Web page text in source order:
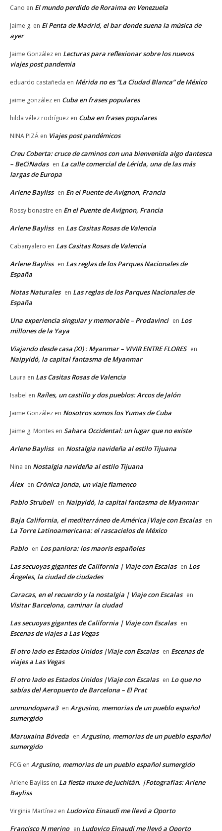
Cano en El mundo perdido de Roraima en Venezuela
Jaime g. en El Penta de Madrid, el bar donde suena la música de
ayer
Jaime González en Lecturas para reflexionar sobre los nuevos
viajes post pandemia
eduardo castañeda en Mérida no es “La Ciudad Blanca” de México
jaime gonzález en Cuba en frases populares
hilda vélez rodríguez en Cuba en frases populares
NINA PIZÁ en Viajes post pandémicos
Creu Coberta: cruce de caminos con una bienvenida algo dantesca
– BeCiNadas en La calle comercial de Lérida, una de las más
largas de Europa
Arlene Bayliss en En el Puente de Avignon, Francia
Rossy bonastre en En el Puente de Avignon, Francia
Arlene Bayliss en Las Casitas Rosas de Valencia
Cabanyalero en Las Casitas Rosas de Valencia
Arlene Bayliss en Las reglas de los Parques Nacionales de
España
Notas Naturales en Las reglas de los Parques Nacionales de
España
Una experiencia singular y memorable – Prodavinci en Los
millones de la Yaya
Viajando desde casa (XI) : Myanmar – VIVIR ENTRE FLORES en
Naipyidó, la capital fantasma de Myanmar
Laura en Las Casitas Rosas de Valencia
Isabel en Raíles, un castillo y dos pueblos: Arcos de Jalón
Jaime González en Nosotros somos los Yumas de Cuba
Jaime g. Montes en Sahara Occidental: un lugar que no existe
Arlene Bayliss en Nostalgia navideña al estilo Tijuana
Nina en Nostalgia navideña al estilo Tijuana
Álex en Crónica jonda, un viaje flamenco
Pablo Strubell en Naipyidó, la capital fantasma de Myanmar
Baja California, el mediterráneo de América|Viaje con Escalas en
La Torre Latinoamericana: el rascacielos de México
Pablo en Los paniora: los maorís españoles
Las secuoyas gigantes de California | Viaje con Escalas en Los
Ángeles, la ciudad de ciudades
Caracas, en el recuerdo y la nostalgia | Viaje con Escalas en
Visitar Barcelona, caminar la ciudad
Las secuoyas gigantes de California | Viaje con Escalas en
Escenas de viajes a Las Vegas
El otro lado es Estados Unidos |Viaje con Escalas en Escenas de
viajes a Las Vegas
El otro lado es Estados Unidos |Viaje con Escalas en Lo que no
sabías del Aeropuerto de Barcelona – El Prat
unmundopara3 en Argusino, memorias de un pueblo español
sumergido
Maruxaina Bóveda en Argusino, memorias de un pueblo español
sumergido
FCG en Argusino, memorias de un pueblo español sumergido
Arlene Bayliss en La fiesta muxe de Juchitán. |Fotografías: Arlene
Bayliss
Virginia Martínez en Ludovico Einaudi me llevó a Oporto
Francisco N merino en Ludovico Einaudi me llevó a Oporto